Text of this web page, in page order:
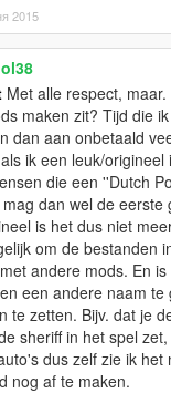
2015
Met alle respect,
maken zit? Tijd die
dan aan onbetaald
ik een leuk/
die een ''Dutch
dan wel de eerste
is het dus niet
om de bestanden
andere mods. En
een andere naam te
te zetten. Bijv. dat je
sheriff in het spel
dus zelf zie ik het
nog af te maken.